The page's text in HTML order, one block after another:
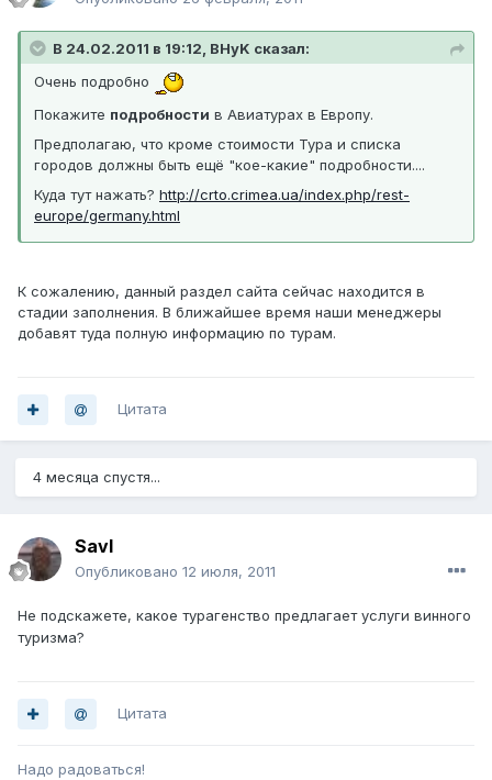
В 24.02.2011 в 19:12, BHyK сказал:
Очень подробно
Покажите подробности в Авиатурах в Европу.
Предполагаю, что кроме стоимости Тура и списка
городов должны быть ещё "кое-какие" подробности....
Куда тут нажать? http://crto.crimea.ua/index.php/rest-
europe/germany.html
К сожалению, данный раздел сайта сейчас находится в
стадии заполнения. В ближайшее время наши менеджеры
добавят туда полную информацию по турам.
Цитата
4 месяца спустя...
Savl
Опубликовано 12 июля, 2011
Не подскажете, какое турагенство предлагает услуги винного
туризма?
Цитата
Надо радоваться!